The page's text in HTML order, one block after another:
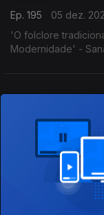
Ep. 195
05 dez.
'O folclore
Modernidade' -
Ep. 194
04 dez.
Programa Acervo
investigador Cacai Nunes: o encontro do
Rian com o
Madrigal da UFRN